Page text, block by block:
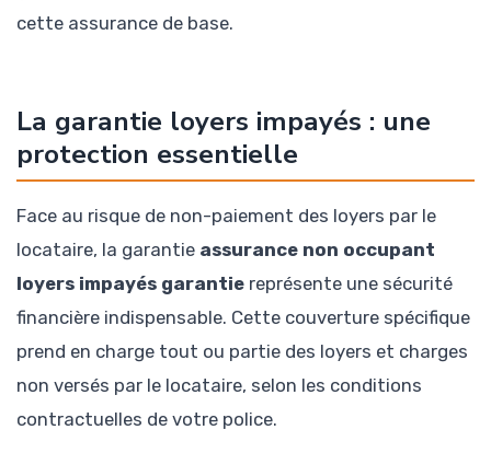
cette assurance de base.
La garantie loyers impayés : une
protection essentielle
Face au risque de non-paiement des loyers par le
locataire, la garantie assurance non occupant
loyers impayés garantie représente une sécurité
financière indispensable. Cette couverture spécifique
prend en charge tout ou partie des loyers et charges
non versés par le locataire, selon les conditions
contractuelles de votre police.